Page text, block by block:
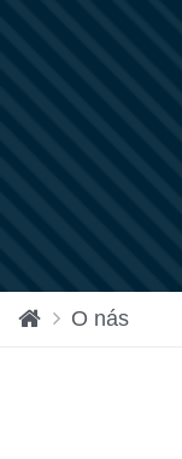
vs
O nás